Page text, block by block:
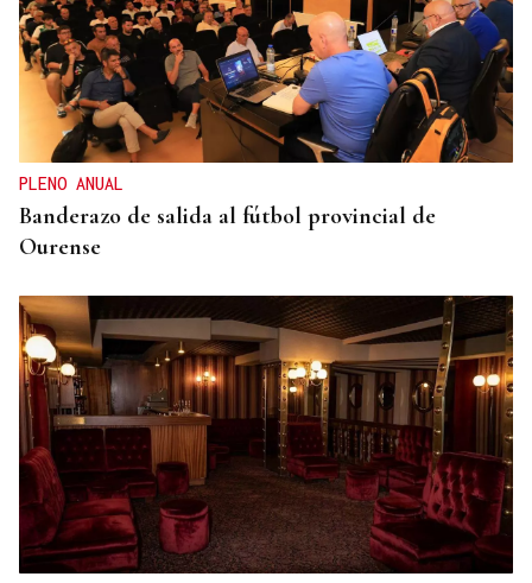
PÁNICO ENTRE LOS BAÑISTAS
Tragedia en una playa del sur de Rusia: seis
muertos, tres niños, al caer un dron derribado, así
fue el momento
PLENO ANUAL
Banderazo de salida al fútbol provincial de
Ourense